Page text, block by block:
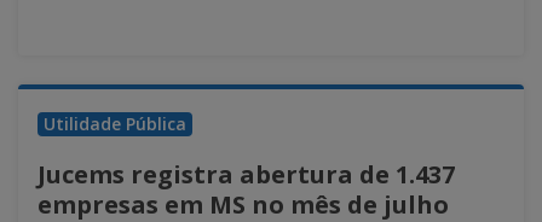
Utilidade Pública
Jucems registra abertura de 1.437
empresas em MS no mês de julho